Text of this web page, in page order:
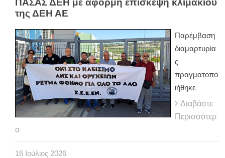
ΠΑΣΑΣ ΔΕΗ με αφορμή επίσκεψη κλιμάκιου
της ΔΕΗ ΑΕ
Παρέμβαση
διαμαρτυρία
ς
πραγματοπο
ιήθηκε
Διαβάστε
Περισσότερ
α
16 Ιούλιος 2026